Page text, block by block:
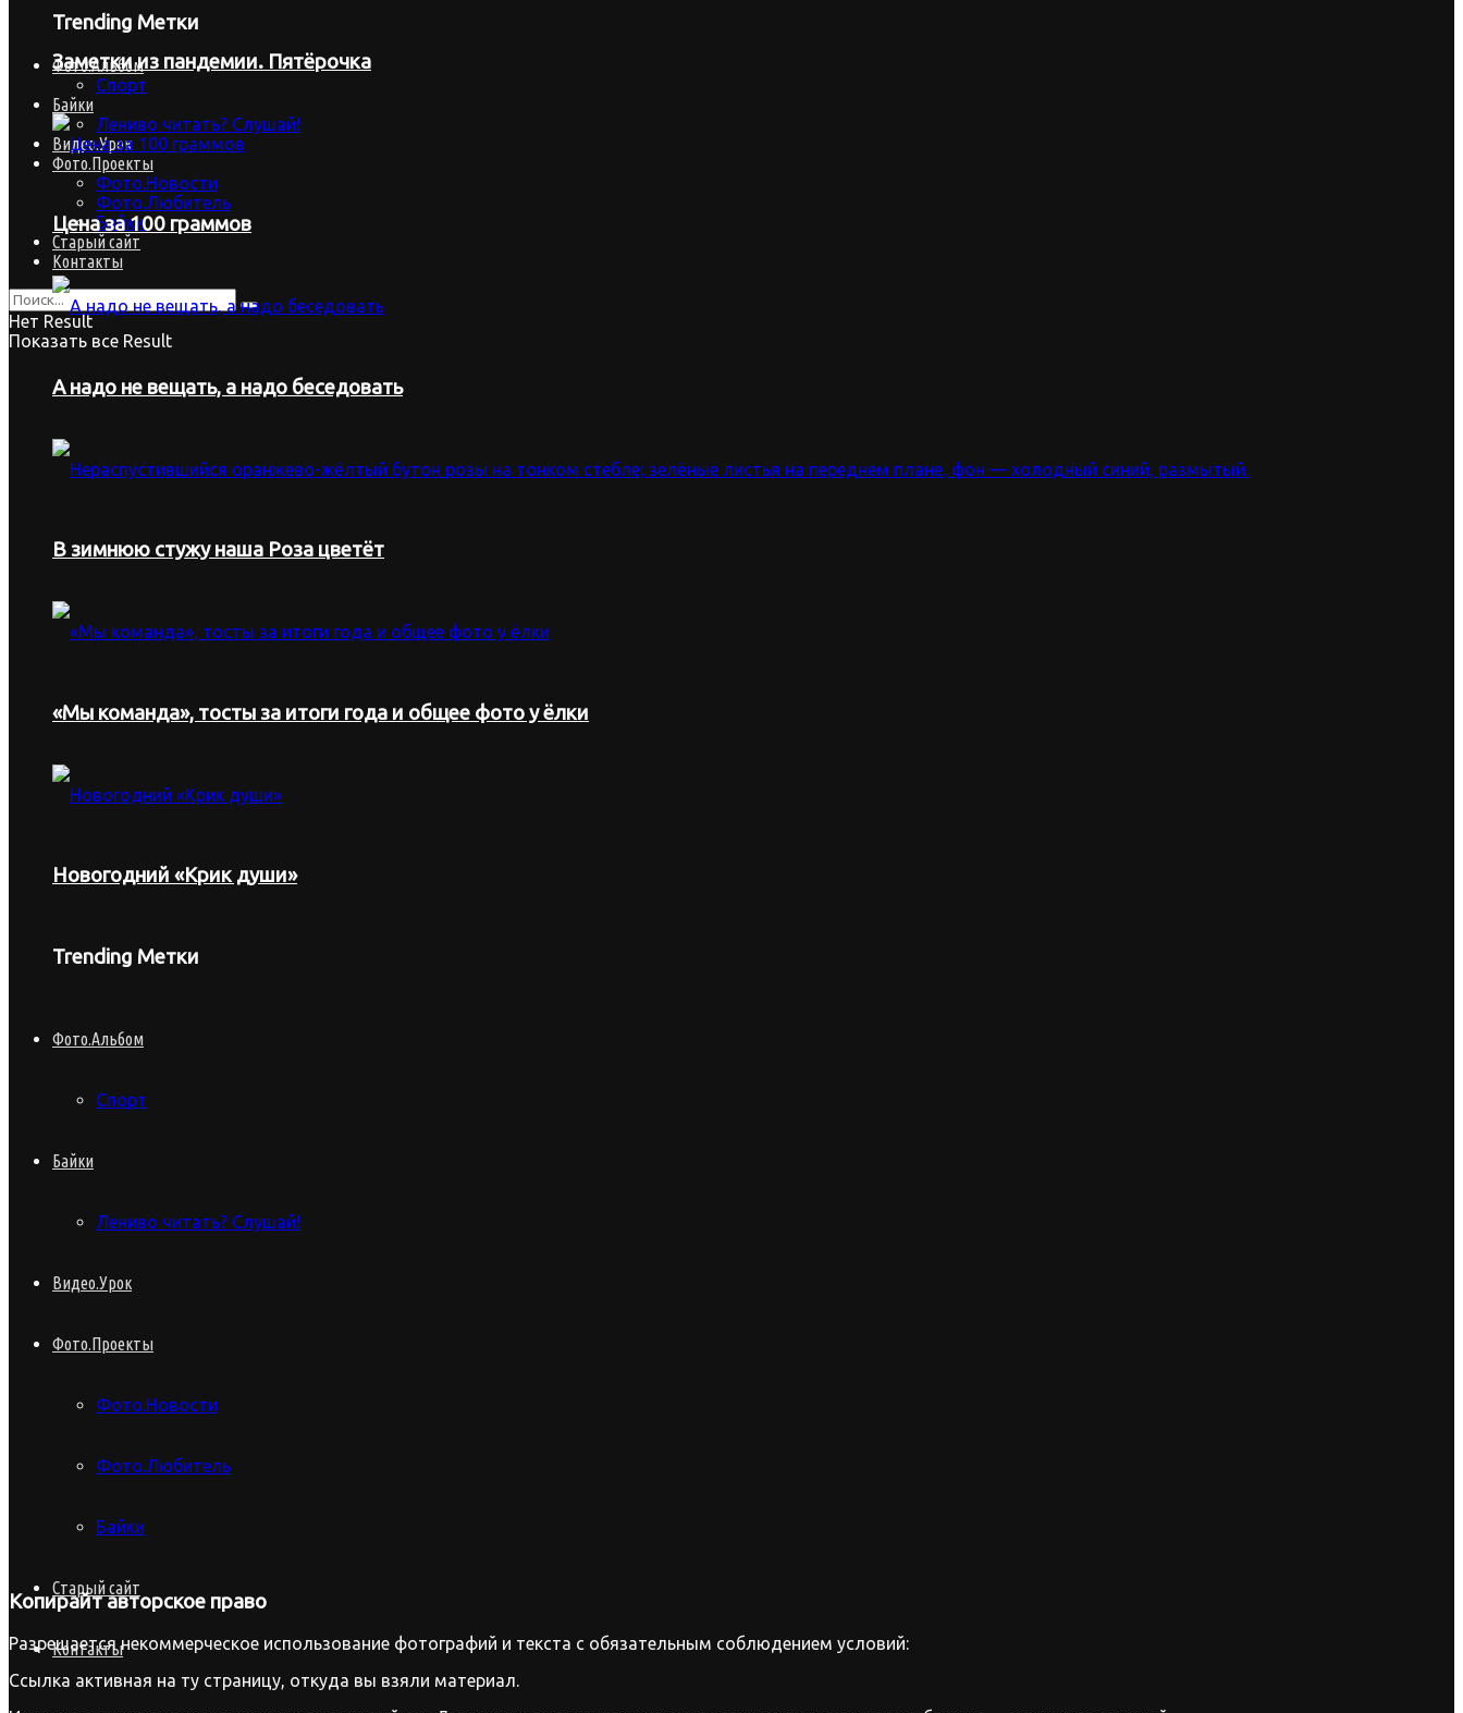
Trending Метки
Фото.Альбом
Спорт
Байки
Лениво читать? Слушай!
Видео.Урок
Фото.Проекты
Фото.Новости
Фото.Любитель
Байки
Старый сайт
Контакты
Нет Result
Показать все Result
Заметки из пандемии. Пятёрочка
Цена за 100 граммов
А надо не вещать, а надо беседовать
В зимнюю стужу наша Роза цветёт
«Мы команда», тосты за итоги года и общее фото у ёлки
Новогодний «Крик души»
Trending Метки
Фото.Альбом
Спорт
Байки
Лениво читать? Слушай!
Видео.Урок
Фото.Проекты
Фото.Новости
Фото.Любитель
Байки
Старый сайт
Контакты
Копирайтавторское право
Разрешается некоммерческое использование фотографий и текста с обязательным соблюдением условий:
Ссылка активная на ту страницу, откуда вы взяли материал.